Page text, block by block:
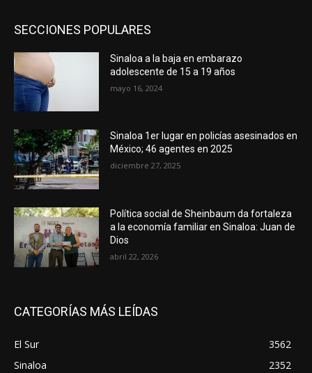
SECCIONES POPULARES
Sinaloa a la baja en embarazo
adolescente de 15 a 19 años
mayo 16, 2024
Sinaloa 1er lugar en policías asesinados en
México; 46 agentes en 2025
diciembre 27, 2025
Política social de Sheinbaum da fortaleza
a la economía familiar en Sinaloa: Juan de
Dios
abril 22, 2026
CATEGORÍAS MÁS LEÍDAS
El Sur
3562
Sinaloa
2352